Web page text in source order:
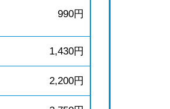
990円
1,430円
2,200円